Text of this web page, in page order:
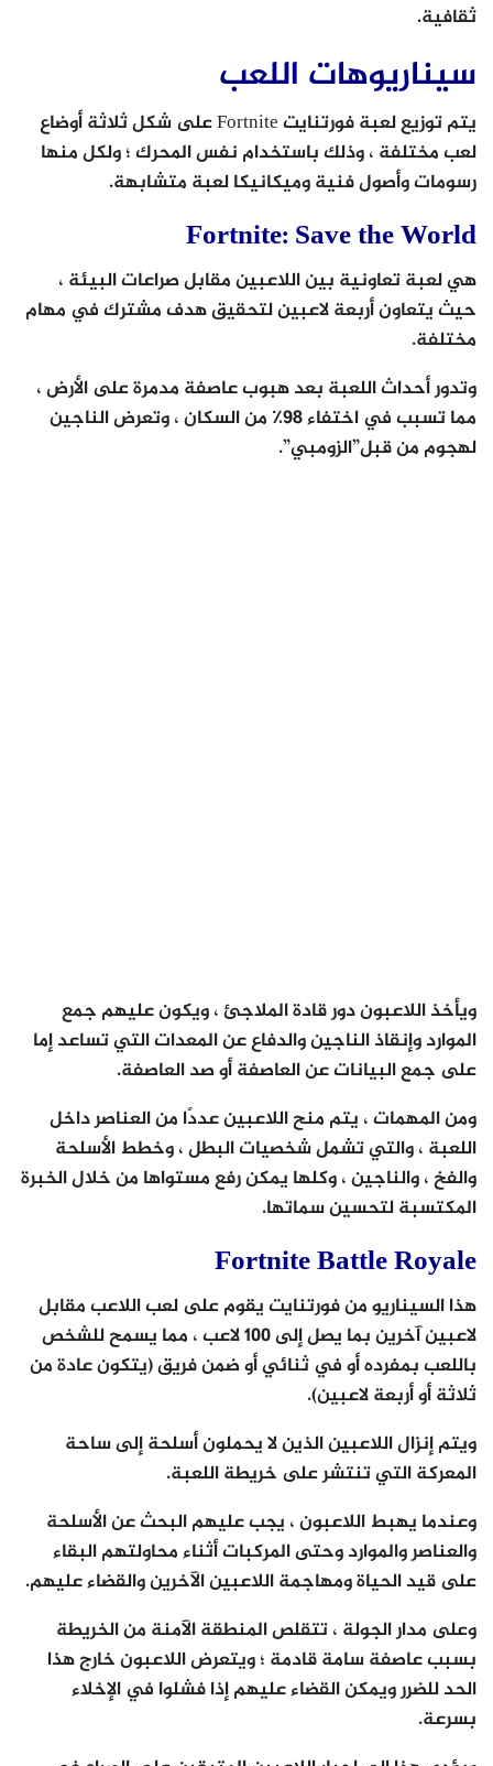
ثقافية.
سيناريوهات اللعب
يتم توزيع لعبة فورتنايت Fortnite على شكل ثلاثة أوضاع
لعب مختلفة ، وذلك باستخدام نفس المحرك ؛ ولكل منها
رسومات وأصول فنية وميكانيكا لعبة متشابهة.
Fortnite: Save the World
هي لعبة تعاونية بين اللاعبين مقابل صراعات البيئة ،
حيث يتعاون أربعة لاعبين لتحقيق هدف مشترك في مهام
مختلفة.
وتدور أحداث اللعبة بعد هبوب عاصفة مدمرة على الأرض ،
مما تسبب في اختفاء 98٪ من السكان ، وتعرض الناجين
لهجوم من قبل”الزومبي”.
ويأخذ اللاعبون دور قادة الملاجئ ، ويكون عليهم جمع
الموارد وإنقاذ الناجين والدفاع عن المعدات التي تساعد إما
على جمع البيانات عن العاصفة أو صد العاصفة.
ومن المهمات ، يتم منح اللاعبين عددًا من العناصر داخل
اللعبة ، والتي تشمل شخصيات البطل ، وخطط الأسلحة
والفخ ، والناجين ، وكلها يمكن رفع مستواها من خلال الخبرة
المكتسبة لتحسين سماتها.
Fortnite Battle Royale
هذا السيناريو من فورتنايت يقوم على لعب اللاعب مقابل
لاعبين آخرين بما يصل إلى 100 لاعب ، مما يسمح للشخص
باللعب بمفرده أو في ثنائي أو ضمن فريق (يتكون عادة من
ثلاثة أو أربعة لاعبين).
ويتم إنزال اللاعبين الذين لا يحملون أسلحة إلى ساحة
المعركة التي تنتشر على خريطة اللعبة.
وعندما يهبط اللاعبون ، يجب عليهم البحث عن الأسلحة
والعناصر والموارد وحتى المركبات أثناء محاولتهم البقاء
على قيد الحياة ومهاجمة اللاعبين الآخرين والقضاء عليهم.
وعلى مدار الجولة ، تتقلص المنطقة الآمنة من الخريطة
بسبب عاصفة سامة قادمة ؛ ويتعرض اللاعبون خارج هذا
الحد للضرر ويمكن القضاء عليهم إذا فشلوا في الإخلاء
بسرعة.